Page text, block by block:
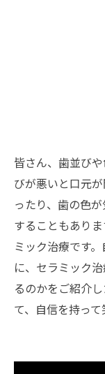
皆さん、歯並び
びが悪いと口元
ったり、歯の色
することもあり
ミック治療です
に、セラミック
るのかをご紹介
て、自信を持って